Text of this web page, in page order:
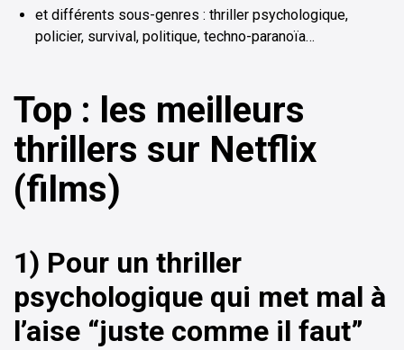
et différents sous-genres : thriller psychologique,
policier, survival, politique, techno-paranoïa…
Top : les meilleurs
thrillers sur Netflix
(films)
1) Pour un thriller
psychologique qui met mal à
l’aise “juste comme il faut”